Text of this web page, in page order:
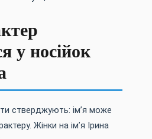
у носійок
стверджують: ім’я може
Жінки на ім’я Ірина